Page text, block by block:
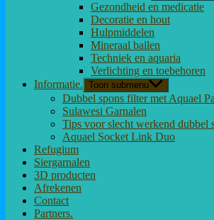
Gezondheid en medicatie
Decoratie en hout
Hulpmiddelen
Mineraal ballen
Techniek en aquaria
Verlichting en toebehoren
Informatie. Toon submenu
Dubbel spons filter met Aquael
Sulawesi Garnalen
Tips voor slecht werkend dubbel
Aquael Socket Link Duo
Refugium
Siergarnalen
3D producten
Afrekenen
Contact
Partners.